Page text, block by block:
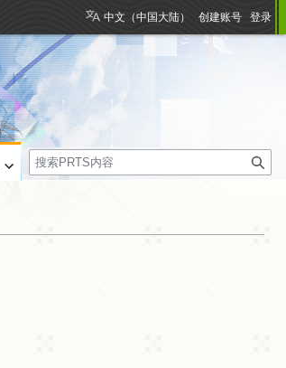
中文（中国大陆） 创建账号 登录
搜
索